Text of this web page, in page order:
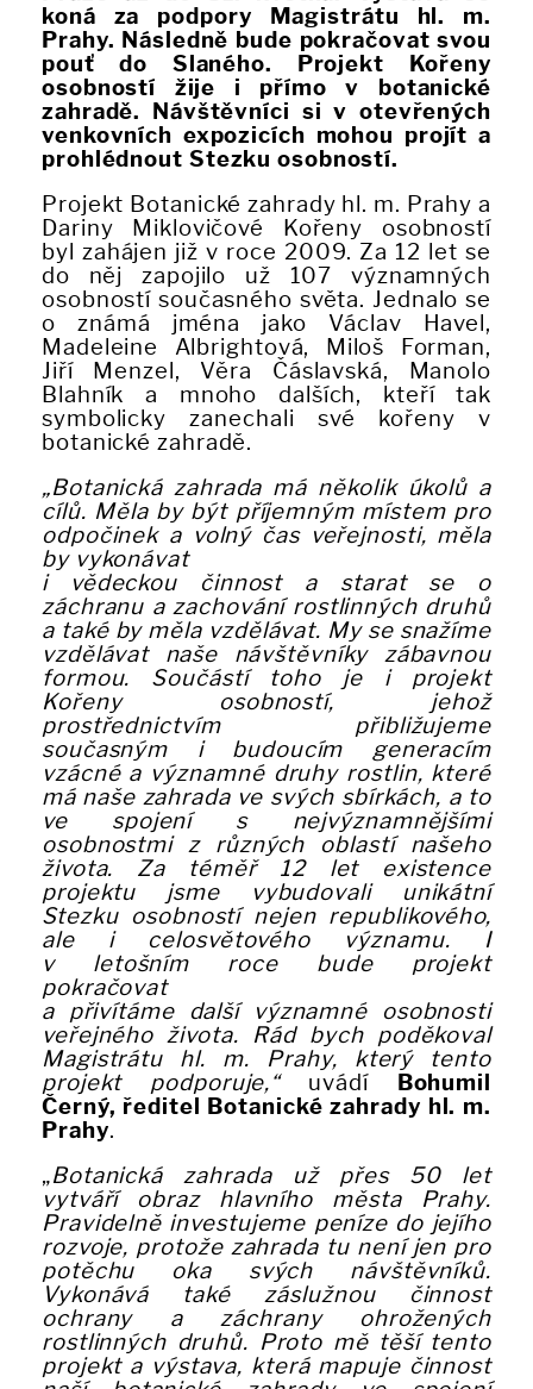
koná za podpory Magistrátu hl. m.
Prahy. Následně bude pokračovat svou
pouť do Slaného. Projekt Kořeny
osobností žije i přímo v botanické
zahradě. Návštěvníci si v otevřených
venkovních expozicích mohou projít a
prohlédnout Stezku osobností.
Projekt Botanické zahrady hl. m. Prahy a
Dariny Miklovičové Kořeny osobností
byl zahájen již v roce 2009. Za 12 let se
do něj zapojilo už 107 významných
osobností současného světa. Jednalo se
o známá jména jako Václav Havel,
Madeleine Albrightová, Miloš Forman,
Jiří Menzel, Věra Čáslavská, Manolo
Blahník a mnoho dalších, kteří tak
symbolicky zanechali své kořeny v
botanické zahradě.
„Botanická zahrada má několik úkolů a
cílů. Měla by být příjemným místem pro
odpočinek a volný čas veřejnosti, měla
by vykonávat
i vědeckou činnost a starat se o
záchranu a zachování rostlinných druhů
a také by měla vzdělávat. My se snažíme
vzdělávat naše návštěvníky zábavnou
formou. Součástí toho je i projekt
Kořeny osobností, jehož
prostřednictvím přibližujeme
současným i budoucím generacím
vzácné a významné druhy rostlin, které
má naše zahrada ve svých sbírkách, a to
ve spojení s nejvýznamnějšími
osobnostmi z různých oblastí našeho
života. Za téměř 12 let existence
projektu jsme vybudovali unikátní
Stezku osobností nejen republikového,
ale i celosvětového významu. I
v letošním roce bude projekt
pokračovat
a přivítáme další významné osobnosti
veřejného života. Rád bych poděkoval
Magistrátu hl. m. Prahy, který tento
projekt podporuje,“uvádí Bohumil
Černý, ředitel Botanické zahrady hl. m.
Prahy.
„Botanická zahrada už přes 50 let
vytváří obraz hlavního města Prahy.
Pravidelně investujeme peníze do jejího
rozvoje, protože zahrada tu není jen pro
potěchu oka svých návštěvníků.
Vykonává také záslužnou činnost
ochrany a záchrany ohrožených
rostlinných druhů. Proto mě těší tento
projekt a výstava, která mapuje činnost